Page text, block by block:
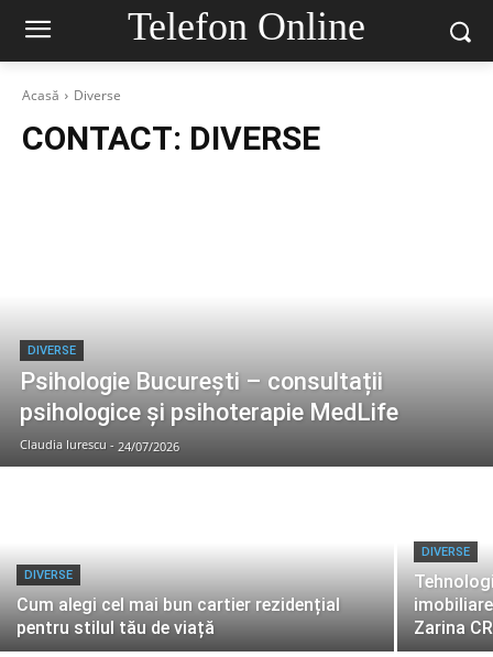
Telefon Online
Acasă Diverse
CONTACT: DIVERSE
DIVERSE
Psihologie București – consultații
psihologice și psihoterapie MedLife
Claudia Iurescu - 24/07/2026
DIVERSE
Cum alegi cel mai bun cartier rezidențial
pentru stilul tău de viață
DIVERSE
Zarina